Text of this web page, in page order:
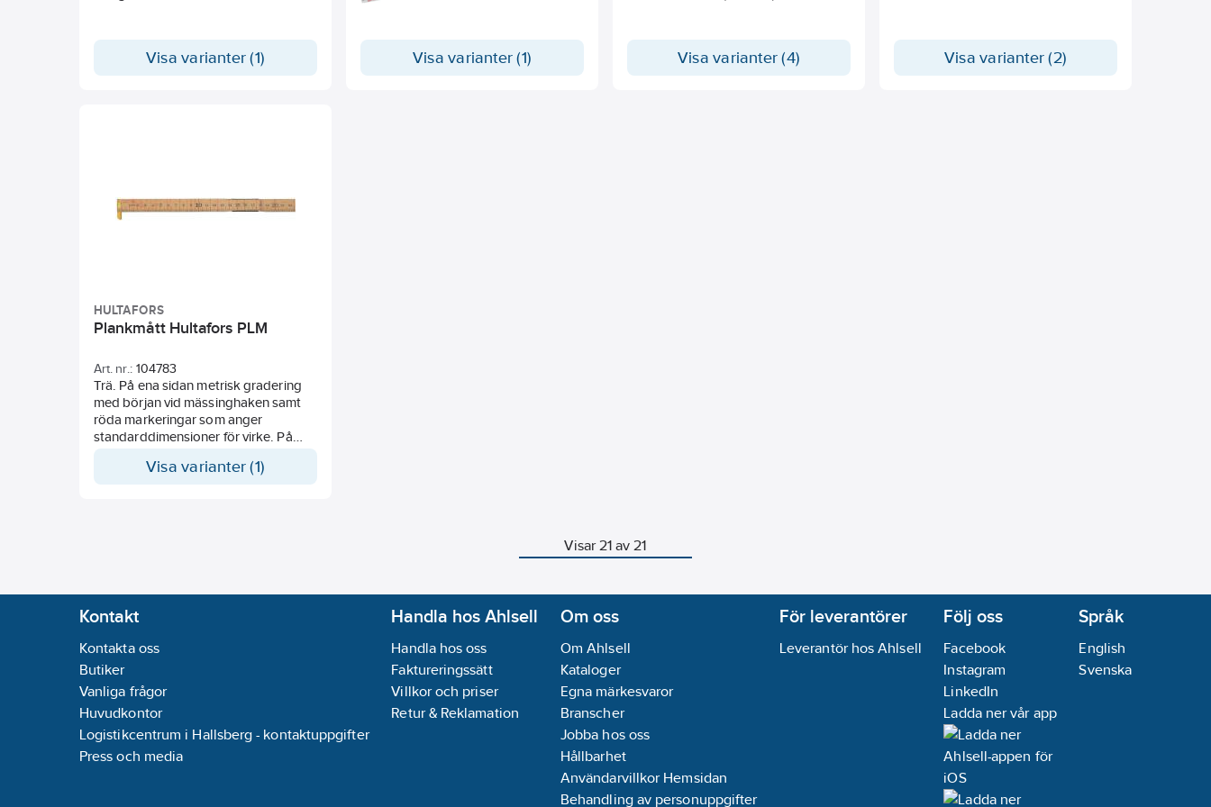
Visa varianter (1) Visa varianter (1) Visa varianter (4)
SS 64 11 14.Visa varianter (2)
HULTAFORS
Plankmått Hultafors PLM
Art. nr.: 104783
Trä. På ena sidan metrisk gradering
med början vid mässinghaken samt
röda markeringar som anger
standarddimensioner för virke. På
Visa varianter (1)
Visar 21 av 21
Kontakt
Kontakta oss
Butiker
Vanliga frågor
Huvudkontor
Logistikcentrum i Hallsberg - kontaktuppgifter
Press och media
Handla hos Ahlsell
Handla hos oss
Faktureringssätt
Villkor och priser
Retur & Reklamation
Om oss
Om Ahlsell
Kataloger
Egna märkesvaror
Branscher
Jobba hos oss
Hållbarhet
Användarvillkor Hemsidan
Behandling av personuppgifter
För leverantörer
Leverantör hos Ahlsell
Följ oss
Facebook
Instagram
LinkedIn
Ladda ner vår app
Språk
English
Svenska